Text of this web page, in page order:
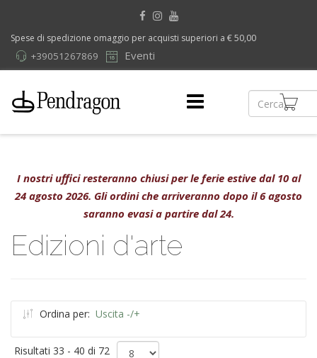
Spese di spedizione omaggio per acquisti superiori a € 50,00
Eventi
+39051267869
I nostri uffici resteranno chiusi per le ferie estive dal 10 al
24 agosto 2026. Gli ordini che arriveranno dopo il 6 agosto
saranno evasi a partire dal 24.
Edizioni d'arte
Ordina per: Uscita -/+
Risultati 33 - 40 di 72